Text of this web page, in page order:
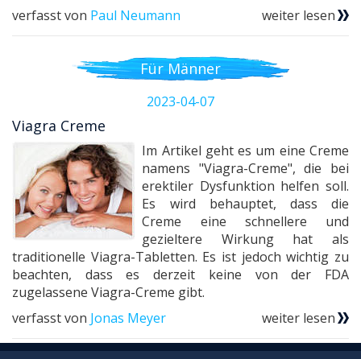
verfasst von Paul Neumann weiter lesen
Für Männer
2023-04-07
Viagra Creme
Im Artikel geht es um eine Creme
namens "Viagra-Creme", die bei
erektiler Dysfunktion helfen soll.
Es wird behauptet, dass die
Creme eine schnellere und
gezieltere Wirkung hat als
traditionelle Viagra-Tabletten. Es ist jedoch wichtig zu
beachten, dass es derzeit keine von der FDA
zugelassene Viagra-Creme gibt.
verfasst von Jonas Meyer weiter lesen